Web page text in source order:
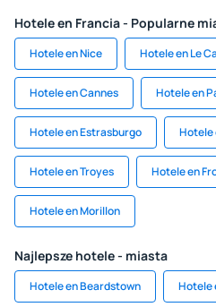
Hotele en Francia - Popularne
Hotele en Nice Hotele en Le
Hotele en Cannes Hotele en
Hotele en Estrasburgo Hotele
Hotele en Troyes Hotele en
Hotele en Morillon
Najlepsze hotele - miasta
Hotele en Beardstown Hotele